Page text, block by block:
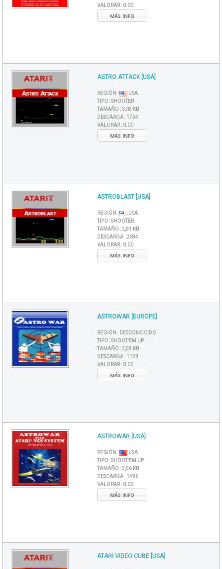
VALORAR : 0.00
MÁS INFO
ASTRO ATTACK [USA]
REGIÓN :
USA
TIPO :SHOOTER
TAMAÑO :3,03 KB
DESCARGA : 1754
VALORAR : 0.00
MÁS INFO
ASTROBLAST [USA]
REGIÓN :
USA
TIPO :SHOOTER
TAMAÑO :2,81 KB
DESCARGA :2484
VALORAR : 0.00
MÁS INFO
ASTROWAR [EUROPE]
REGIÓN : DESCONOCIDO
TIPO :SHOOT'EM UP
TAMAÑO :2,58 KB
DESCARGA : 1123
VALORAR : 0.00
MÁS INFO
ASTROWAR [USA]
REGIÓN :
USA
TIPO :SHOOT'EM UP
TAMAÑO :2,56 KB
DESCARGA : 1496
VALORAR : 0.00
MÁS INFO
ATARI VIDEO CUBE [USA]